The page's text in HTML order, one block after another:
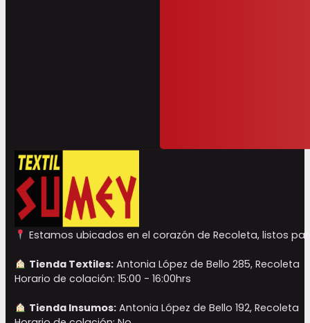
Estamos ubicados en el corazón de Recoleta, listos
Tienda Textiles:Antonia López de Bello 285, Recoleta
Horario de colación: 15:00 - 16:00hrs
Tienda Insumos:Antonia López de Bello 192, Recoleta